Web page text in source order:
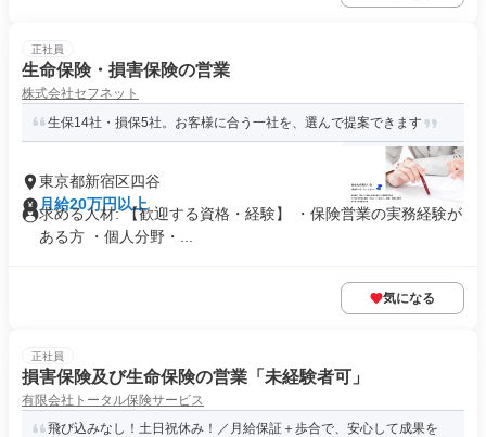
正社員
生命保険・損害保険の営業
株式会社セフネット
生保14社・損保5社。お客様に合う一社を、選んで提案できます
東京都新宿区四谷
月給20万円以上
求める人材: 【歓迎する資格・経験】 ・保険営業の実務経験が
ある方 ・個人分野・...
気になる
正社員
損害保険及び生命保険の営業「未経験者可」
有限会社トータル保険サービス
飛び込みなし！土日祝休み！／月給保証＋歩合で、安心して成果を